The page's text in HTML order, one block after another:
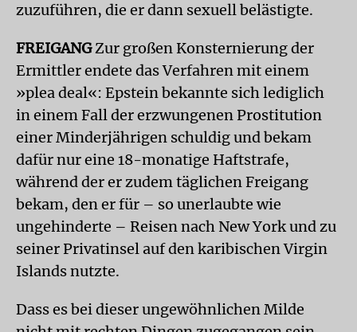
zuzuführen, die er dann sexuell belästigte.
FREIGANGZur großen Konsternierung der
Ermittler endete das Verfahren mit einem
»plea deal«: Epstein bekannte sich lediglich
in einem Fall der erzwungenen Prostitution
einer Minderjährigen schuldig und bekam
dafür nur eine 18-monatige Haftstrafe,
während der er zudem täglichen Freigang
bekam, den er für – so unerlaubte wie
ungehinderte – Reisen nach New York und zu
seiner Privatinsel auf den karibischen Virgin
Islands nutzte.
Dass es bei dieser ungewöhnlichen Milde